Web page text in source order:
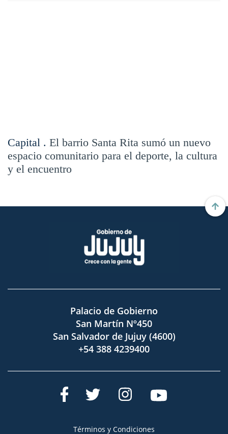
Capital . El barrio Santa Rita sumó un nuevo
espacio comunitario para el deporte, la cultura
y el encuentro
Palacio de Gobierno
San Martín Nº450
San Salvador de Jujuy (4600)
+54 388 4239400
Términos y Condiciones